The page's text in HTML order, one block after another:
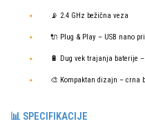
📡 2.4 GHz bežična veza
🔌 Plug & Play – USB nano
🔋 Dug vek trajanja baterije –
🎨 Kompaktan dizajn – crna
📊 SPECIFIKACIJE